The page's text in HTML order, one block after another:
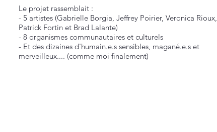
Le projet rassemblait :
- 5 artistes (Gabrielle Borgia, Jeffrey Poirier, Veronica Rioux,
Patrick Fortin et Brad Lalante)
- 8 organismes communautaires et culturels
- Et des dizaines d'humain.e.s sensibles, magané.e.s et
merveilleux.... (comme moi finalement)